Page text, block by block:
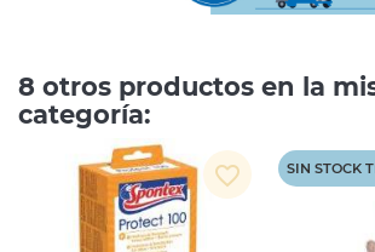
8 otros productos en la
categoría:
favorite_border SIN STOCK